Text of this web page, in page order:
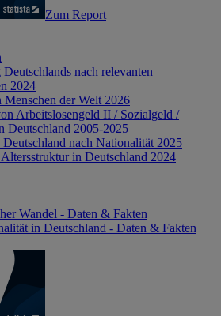
Zum Report
nach relevanten
2024
Menschen der Welt 2026
Arbeitslosengeld II / Sozialgeld /
Deutschland 2005-2025
nach Nationalität 2025
in Deutschland 2024
Wandel - Daten & Fakten
in Deutschland - Daten & Fakten